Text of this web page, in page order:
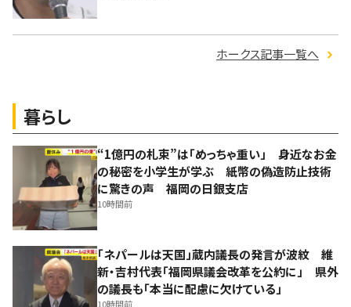
ホークス記事一覧へ
暮らし
“1億円の札束”は「めっちゃ重い」 身近なお金
の秘密を小学生が学ぶ 紙幣の偽造防止技術
に驚きの声 福岡の日銀支店
10時間前
「ネパールは天国」蔵内議長の発言が波紋 維
新・吉村代表「福岡県議会改革を公約に」 県外
の議長も「本当に配慮に欠けている」
10時間前